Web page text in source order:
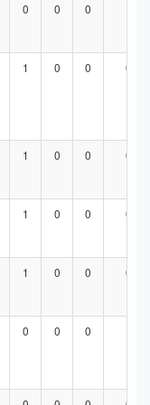
0 0 0
1 0 0 0
1 0 0 0
1 0 0 0
1 0 0 0
0 0 0